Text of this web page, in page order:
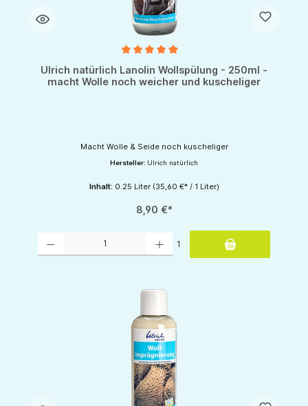
Durchschnittliche Bewertung von 5 von 5 Sternen
Ulrich natürlich Lanolin Wollspülung - 250ml -
macht Wolle noch weicher und kuscheliger
Macht Wolle & Seide noch kuscheliger
Hersteller: Ulrich natürlich
Inhalt: 0.25 Liter (35,60 €* / 1 Liter)
8,90 €*
1